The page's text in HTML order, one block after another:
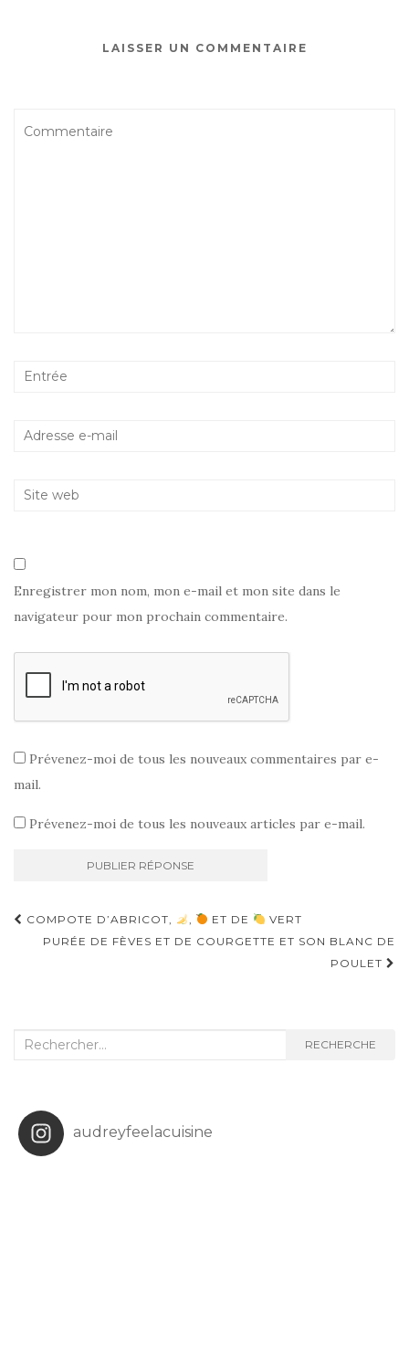
LAISSER UN COMMENTAIRE
Enregistrer mon nom, mon e-mail et mon site dans le
navigateur pour mon prochain commentaire.
Prévenez-moi de tous les nouveaux commentaires par e-
mail.
Prévenez-moi de tous les nouveaux articles par e-mail.
Navigation
d'article
COMPOTE D’ABRICOT, ET DE
VERT
PURÉE DE FÈVES ET DE COURGETTE ET SON BLANC DE
POULET
Recherche
RECHERCHE
audreyfeelacuisine